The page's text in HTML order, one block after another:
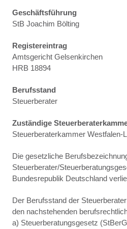
Geschäftsführung
StB Joachim Bölting
Registereintrag
Amtsgericht Gelsenkirchen
HRB 18894
Berufsstand
Steuerberater
Zuständige
Steuerberaterkammer Westfalen-
Die gesetzliche
Steuerberater/
Bundesrepublik Deutschland
Der Berufsstand der
den nachstehenden
a) Steuerberatungsgesetz